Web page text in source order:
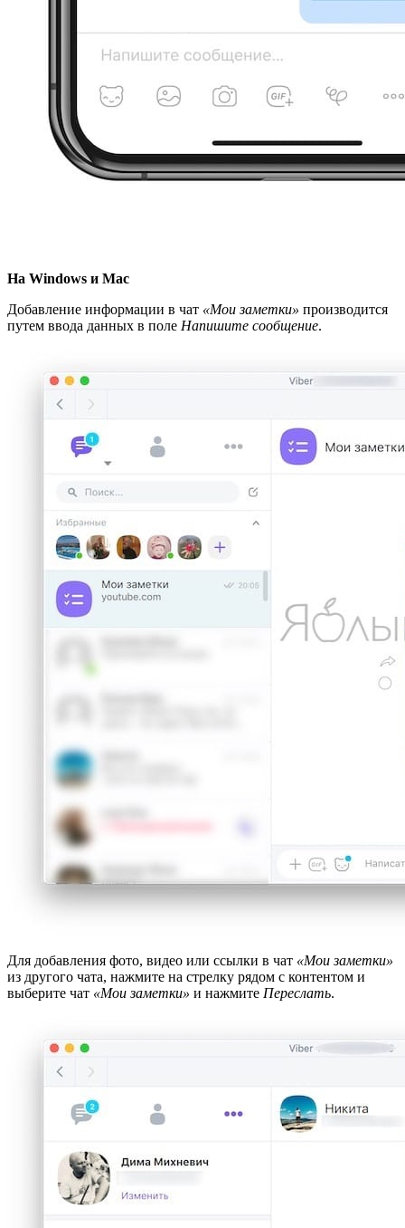
На Windows и Mac
Добавление информации в чат «Мои заметки» производится
путем ввода данных в поле Напишите сообщение.
Для добавления фото, видео или ссылки в чат «Мои заметки»
из другого чата, нажмите на стрелку рядом с контентом и
выберите чат «Мои заметки» и нажмите Переслать.